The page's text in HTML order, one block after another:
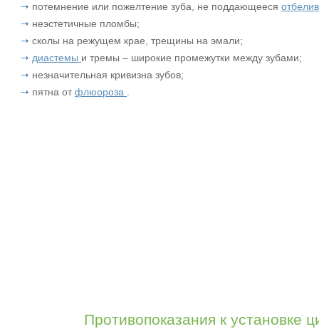
потемнение или пожелтение зуба, не поддающееся
неэстетичные пломбы;
сколы на режущем крае, трещины на эмали;
диастемы и тремы – широкие промежутки между зубами;
незначительная кривизна зубов;
пятна отфлюороза .
Противопоказания к установке